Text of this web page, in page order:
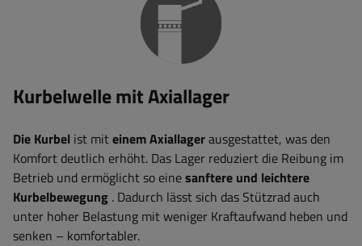
Kurbelwelle mit Axiallager
Die Kurbel ist miteinem Axiallagerausgestattet, was den
Komfort deutlich erhöht. Das Lager reduziert die Reibung im
Betrieb und ermöglicht so einesanftere und leichtere
Kurbelbewegung . Dadurch lässt sich das Stützrad auch
unter hoher Belastung mit weniger Kraftaufwand heben und
senken – komfortabler.